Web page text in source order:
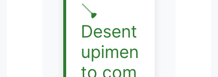
🪠
Desent
upimen
to com